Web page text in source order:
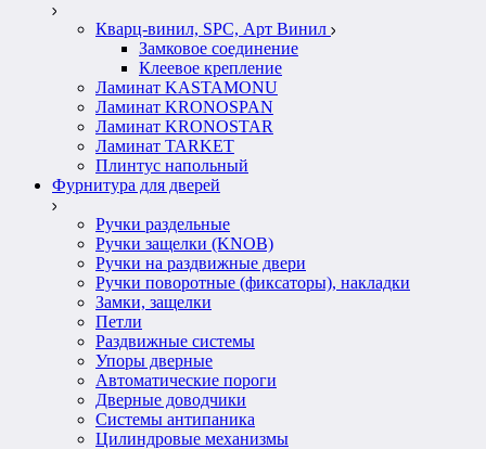
Кварц-винил, SPC, Арт Винил
Замковое соединение
Клеевое крепление
Ламинат KASTAMONU
Ламинат KRONOSPAN
Ламинат KRONOSTAR
Ламинат TARKET
Плинтус напольный
Фурнитура для дверей
Ручки раздельные
Ручки защелки (KNOB)
Ручки на раздвижные двери
Ручки поворотные (фиксаторы), накладки
Замки, защелки
Петли
Раздвижные системы
Упоры дверные
Автоматические пороги
Дверные доводчики
Системы антипаника
Цилиндровые механизмы